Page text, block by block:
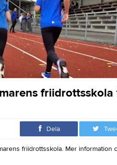
friidrottsskola
Dela
friidrottsskola. Mer information